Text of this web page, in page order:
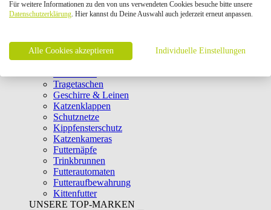
Intelligenzspielzeug
Laserpointer & Elektrospielzeug
Clicker & Target Sticks für Katzen
Weiteres Katzenspielzeug
Transportboxen
Tragetaschen
Geschirre & Leinen
Katzenklappen
Schutznetze
Kippfensterschutz
Katzenkameras
Futternäpfe
Trinkbrunnen
Futterautomaten
Futteraufbewahrung
Kittenfutter
UNSERE TOP-MARKEN
Für weitere Informationen zu den von uns verwendeten Cookies besuche bitte unsere
Datenschutzerklärung. Hier kannst du Deine Auswahl auch jederzeit erneut anpassen.
Alle Cookies akzeptieren Individuelle Einstellungen